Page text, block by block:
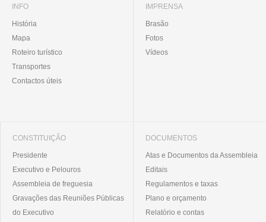
INFO
História
Mapa
Roteiro turístico
Transportes
Contactos úteis
IMPRENSA
Brasão
Fotos
Vídeos
CONSTITUIÇÃO
Presidente
Executivo e Pelouros
Assembleia de freguesia
Gravações das Reuniões Públicas
do Executivo
DOCUMENTOS
Atas e Documentos da Assembleia
Editais
Regulamentos e taxas
Plano e orçamento
Relatório e contas